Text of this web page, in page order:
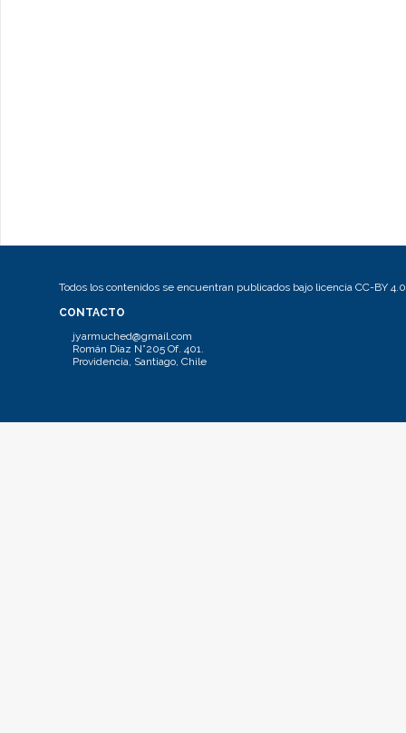
Todos los contenidos se encuentran publicados bajo licencia CC-BY 4.0
CONTACTO
jyarmuched@gmail.com
Román Díaz N°205 Of. 401.
Providencia, Santiago, Chile